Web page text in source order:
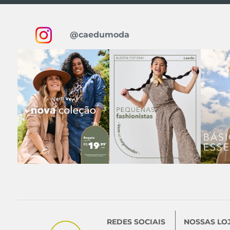
@caedumoda
REDES SOCIAIS NOSSAS